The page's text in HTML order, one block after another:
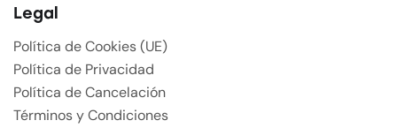
Legal
Política de Cookies (UE)
Política de Privacidad
Política de Cancelación
Términos y Condiciones